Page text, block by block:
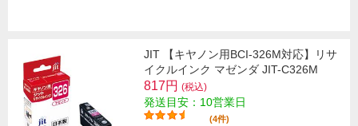
JIT 【キヤノン用BCI-326M対応】リサ
イクルインク マゼンダ JIT-C326M
817円 (税込)
発送目安：10営業日
(4件)